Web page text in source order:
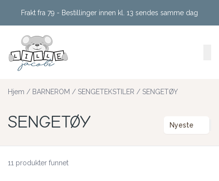
Frakt fra 79 - Bestillinger innen kl. 13 sendes samme dag
Hjem / BARNEROM / SENGETEKSTILER / SENGETØY
SENGETØY Nyeste
11 produkter funnet